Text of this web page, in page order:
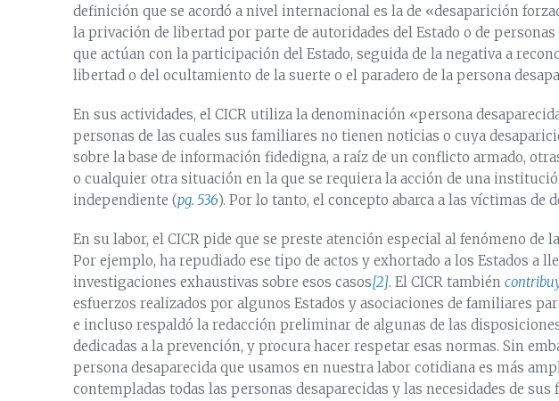
definición que se acordó a nivel internacional es la de «desaparición
la privación de libertad por parte de autoridades del Estado o de
que actúan con la participación del Estado, seguida de la negativa a
libertad o del ocultamiento de la suerte o el paradero de la persona
En sus actividades, el CICR utiliza la denominación «persona
personas de las cuales sus familiares no tienen noticias o cuya
sobre la base de información fidedigna, a raíz de un conflicto armado,
o cualquier otra situación en la que se requiera la acción de una
independiente (pg. 536). Por lo tanto, el concepto abarca a las víctimas de
En su labor, el CICR pide que se preste atención especial al fenómeno de
Por ejemplo, ha repudiado ese tipo de actos y exhortado a los Estados a
investigaciones exhaustivas sobre esos casos[2]. El CICR también
esfuerzos realizados por algunos Estados y asociaciones de familiares
e incluso respaldó la redacción preliminar de algunas de las
dedicadas a la prevención, y procura hacer respetar esas normas. Sin
persona desaparecida que usamos en nuestra labor cotidiana es más
contempladas todas las personas desaparecidas y las necesidades de sus